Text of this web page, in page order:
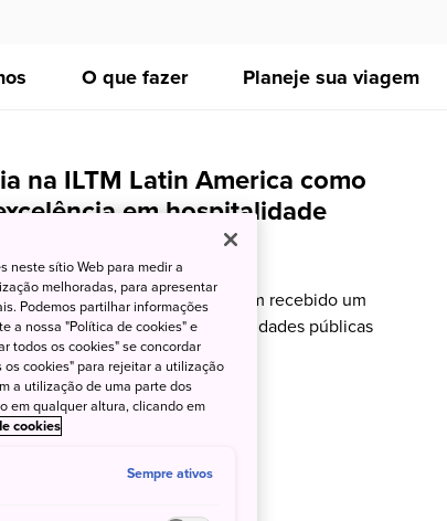
O que fazer Planeje sua viagem
na ILTM Latin America como
em hospitalidade
Tatiana Aoki Media
as restrições de entrada e tem recebido um
visitantes, incluindo personalidades públicas
neste sítio Web para medir a
melhoradas, para apresentar
Podemos partilhar informações
a nossa "Política de cookies" e
todos os cookies" se concordar
cookies" para rejeitar a utilização
a utilização de uma parte dos
em qualquer altura, clicando em
cookies
Sempre ativos